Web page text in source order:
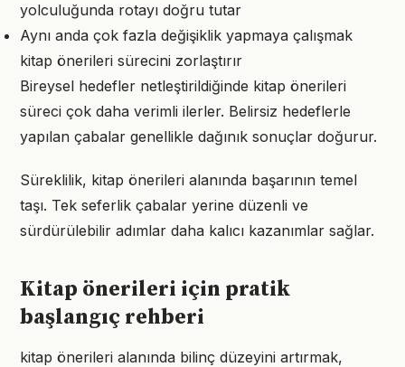
yolculuğunda rotayı doğru tutar
Aynı anda çok fazla değişiklik yapmaya çalışmak
kitap önerileri sürecini zorlaştırır
Bireysel hedefler netleştirildiğinde kitap önerileri
süreci çok daha verimli ilerler. Belirsiz hedeflerle
yapılan çabalar genellikle dağınık sonuçlar doğurur.
Süreklilik, kitap önerileri alanında başarının temel
taşı. Tek seferlik çabalar yerine düzenli ve
sürdürülebilir adımlar daha kalıcı kazanımlar sağlar.
Kitap önerileri için pratik
başlangıç rehberi
kitap önerileri alanında bilinç düzeyini artırmak,